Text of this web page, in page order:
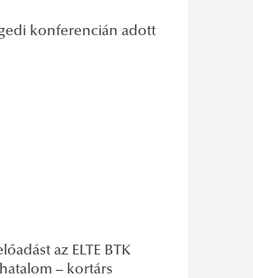
konferencián adott
az ELTE BTK
– kortárs